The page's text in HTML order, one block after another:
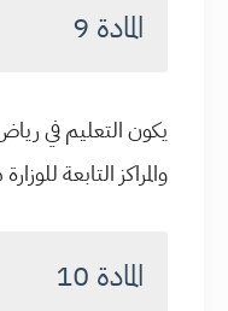
المادة 9
يكون التعليم في
والمراكز التابعة
المادة 10